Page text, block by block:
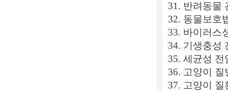
31. 반려동물
32. 동물보호
33. 바이러스
34. 기생충성
35. 세균성 전
36. 고양이
37. 고양이